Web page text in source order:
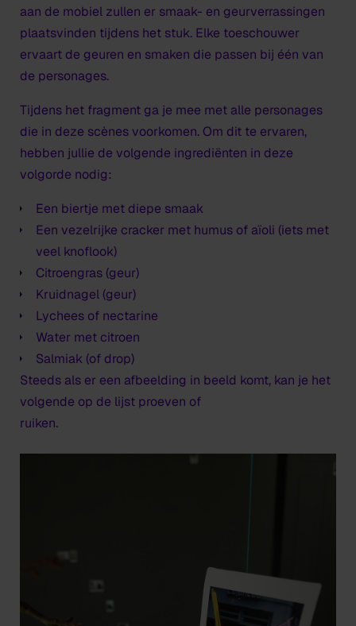
aan de mobiel zullen er smaak- en geurverrassingen
plaatsvinden tijdens het stuk. Elke toeschouwer
ervaart de geuren en smaken die passen bij één van
de personages.
Tijdens het fragment ga je mee met alle personages
die in deze scènes voorkomen. Om dit te ervaren,
hebben jullie de volgende ingrediënten in deze
volgorde nodig:
Een biertje met diepe smaak
Een vezelrijke cracker met humus of aïoli (iets met
veel knoflook)
Citroengras (geur)
Kruidnagel (geur)
Lychees of nectarine
Water met citroen
Salmiak (of drop)
Steeds als er een afbeelding in beeld komt, kan je het
volgende op de lijst proeven of
ruiken.